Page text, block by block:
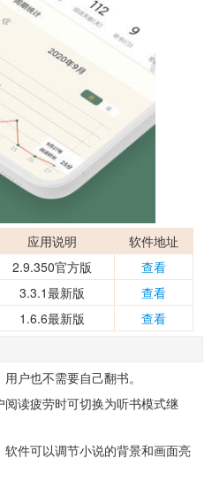
应用说明
软件地址
2.9.350官方版
查看
3.3.1最新版
查看
1.6.6最新版
查看
户也不需要自己翻书。
读疲劳时可切换为听书模式继
件可以调节小说的背景和画面亮